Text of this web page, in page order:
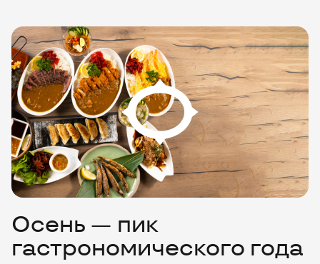
Осень — пик
гастрономического года